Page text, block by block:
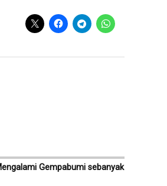
Gempabumi sebanyak